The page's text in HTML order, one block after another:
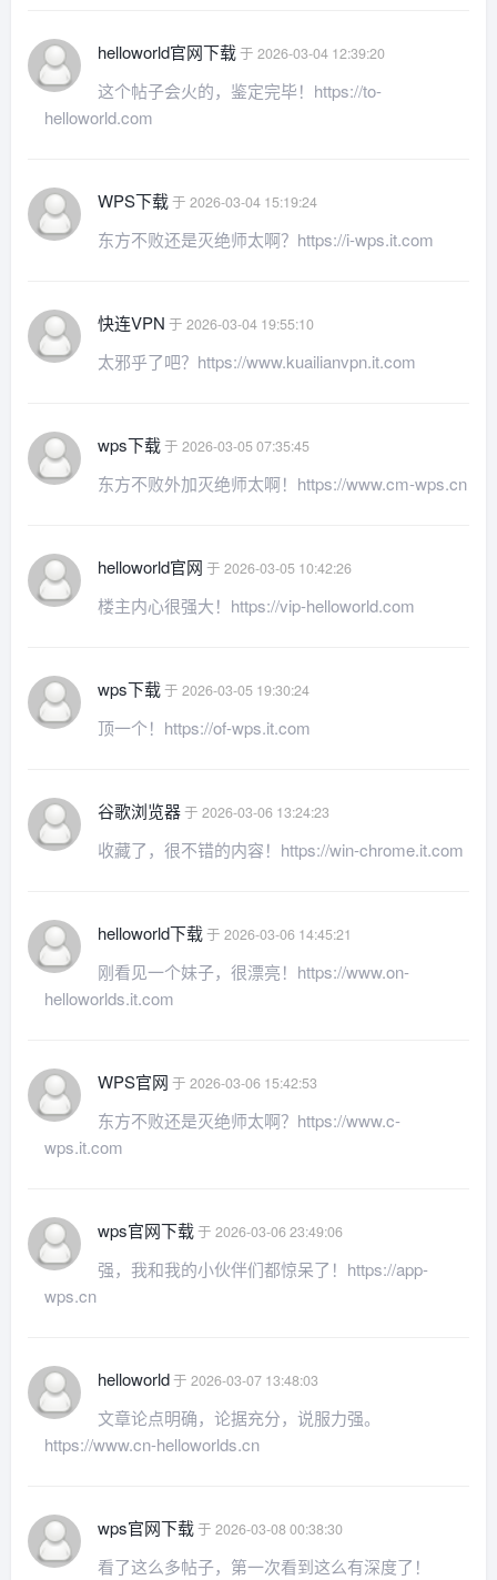
helloworld官网下载于 2026-03-04 12:39:20
这个帖子会火的，鉴定完毕！https://to-
helloworld.com
WPS下载于 2026-03-04 15:19:24
东方不败还是灭绝师太啊？https://i-wps.it.com
快连VPN 于 2026-03-04 19:55:10
太邪乎了吧？https://www.kuailianvpn.it.com
wps下载于 2026-03-05 07:35:45
东方不败外加灭绝师太啊！https://www.cm-wps.cn
helloworld官网 于 2026-03-05 10:42:26
楼主内心很强大！https://vip-helloworld.com
wps下载于 2026-03-05 19:30:24
顶一个！https://of-wps.it.com
谷歌浏览器于 2026-03-06 13:24:23
收藏了，很不错的内容！https://win-chrome.it.com
helloworld下载于 2026-03-06 14:45:21
刚看见一个妹子，很漂亮！https://www.on-
helloworlds.it.com
WPS官网 于 2026-03-06 15:42:53
东方不败还是灭绝师太啊？https://www.c-
wps.it.com
wps官网下载于 2026-03-06 23:49:06
强，我和我的小伙伴们都惊呆了！https://app-
wps.cn
helloworld于 2026-03-07 13:48:03
文章论点明确，论据充分，说服力强。
https://www.cn-helloworlds.cn
wps官网下载于 2026-03-08 00:38:30
看了这么多帖子，第一次看到这么有深度了！